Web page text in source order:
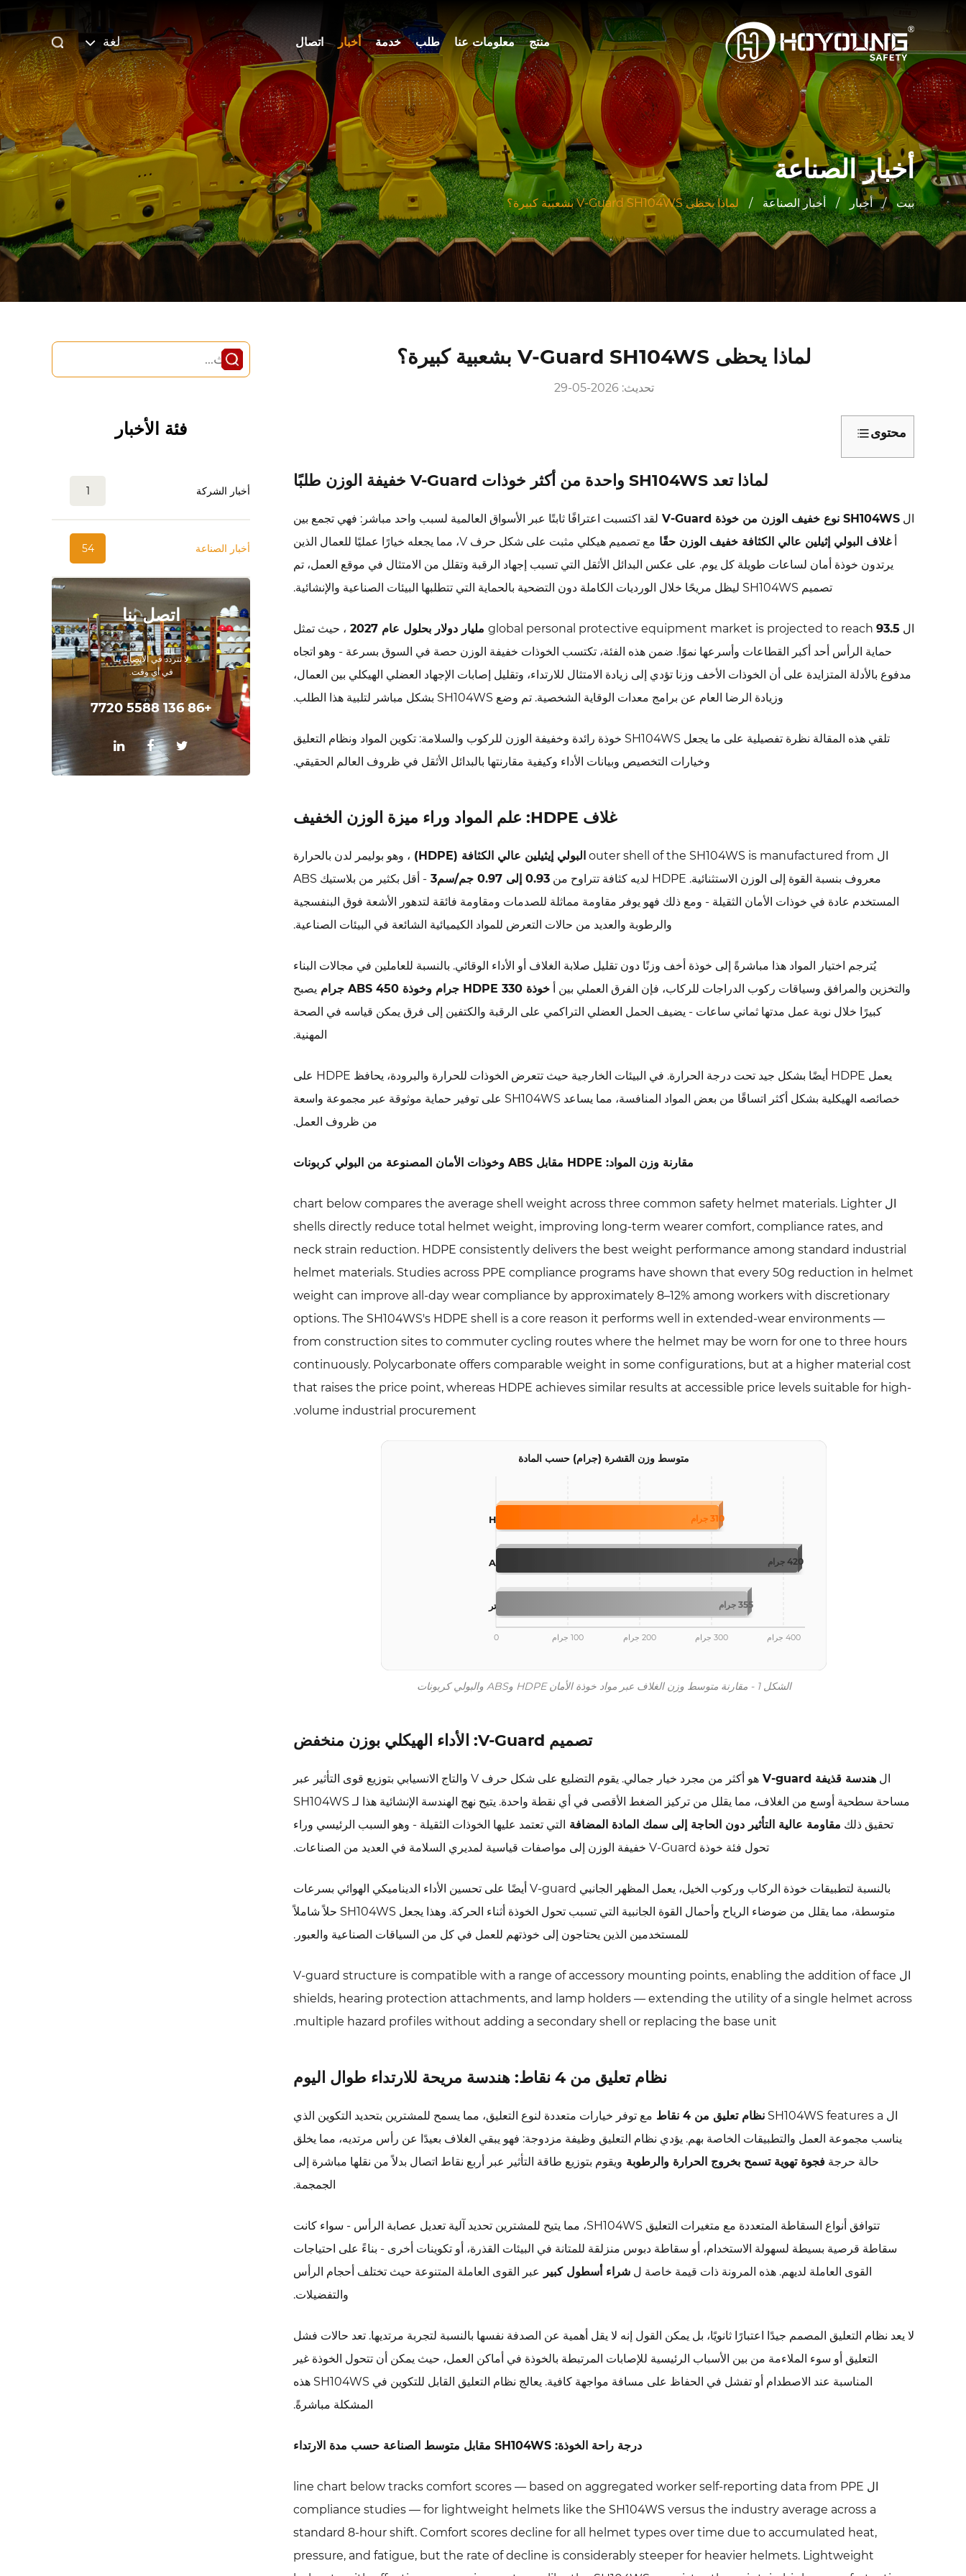
منتج معلومات عنا طلب خدمة أخبار اتصال لغة
أخبار الصناعة
بيت / أخبار / أخبار الصناعة / لماذا يحظى V-Guard SH104WS بشعبية كبيرة؟
لماذا يحظى V-Guard SH104WS بشعبية كبيرة؟
تحديث: 2026-05-29
محتوى
1
SH104WS
واحدة
أكثر
Guard
خفيفة
الوزن
غلاف
الوزن
الخفيف
تصميم
الهيكلي
منخفض
تعليق
من
للارتداء
اليوم
5
SH104WS
مقابل
الخوذات
مقارنة
متعددة
شهادة
CE
وISO
هذه
المعايير
حول
شركة
10
المتداولة
Guard
لماذا تعد SH104WS واحدة من أكثر خوذات V-Guard خفيفة الوزن طلبًا
ال SH104WS نوع خفيف الوزن من خوذة V-Guard
لقد اكتسبت اعترافًا ثابتًا عبر الأسواق العالمية لسبب واحد مباشر: فهي تجمع بين
أغلاف البولي إثيلين عالي الكثافة خفيف الوزن حقًا
مع تصميم هيكلي مثبت على شكل حرف V، مما يجعله خيارًا عمليًا للعمال الذين
يرتدون خوذة أمان لساعات طويلة كل يوم. على عكس البدائل الأثقل التي تسبب إجهاد الرقبة وتقلل من الامتثال في موقع العمل، تم
تصميم SH104WS ليظل مريحًا خلال الورديات الكاملة دون التضحية بالحماية التي تتطلبها البيئات الصناعية والإنشائية.
ال global personal protective equipment market is projected to reach 93.5 مليار دولار بحلول عام 2027
، حيث تمثل
حماية الرأس أحد أكبر القطاعات وأسرعها نموًا. ضمن هذه الفئة، تكتسب الخوذات خفيفة الوزن حصة في السوق بسرعة - وهو اتجاه
مدفوع بالأدلة المتزايدة على أن الخوذات الأخف وزنا تؤدي إلى زيادة الامتثال للارتداء، وتقليل إصابات الإجهاد العضلي الهيكلي بين العمال،
وزيادة الرضا العام عن برامج معدات الوقاية الشخصية. تم وضع SH104WS بشكل مباشر لتلبية هذا الطلب.
تلقي هذه المقالة نظرة تفصيلية على ما يجعل SH104WS خوذة رائدة وخفيفة الوزن للركوب والسلامة: تكوين المواد ونظام التعليق
وخيارات التخصيص وبيانات الأداء وكيفية مقارنتها بالبدائل الأثقل في ظروف العالم الحقيقي.
غلاف HDPE: علم المواد وراء ميزة الوزن الخفيف
ال outer shell of the SH104WS is manufactured from البولي إيثيلين عالي الكثافة (HDPE)
، وهو بوليمر لدن بالحرارة
معروف بنسبة القوة إلى الوزن الاستثنائية. HDPE لديه كثافة تتراوح من
0.93 إلى 0.97 جم/سم3
- أقل بكثير من بلاستيك ABS
المستخدم عادة في خوذات الأمان الثقيلة - ومع ذلك فهو يوفر مقاومة مماثلة للصدمات ومقاومة فائقة لتدهور الأشعة فوق البنفسجية
والرطوبة والعديد من حالات التعرض للمواد الكيميائية الشائعة في البيئات الصناعية.
يُترجم اختيار المواد هذا مباشرةً إلى خوذة أخف وزنًا دون تقليل صلابة الغلاف أو الأداء الوقائي. بالنسبة للعاملين في مجالات البناء
والتخزين والمرافق وسياقات ركوب الدراجات للركاب، فإن الفرق العملي بين أ خوذة HDPE 330 جرام وخوذة ABS 450 جرام
يصبح
كبيرًا خلال نوبة عمل مدتها ثماني ساعات - يضيف الحمل العضلي التراكمي على الرقبة والكتفين إلى فرق يمكن قياسه في الصحة
المهنية.
يعمل HDPE أيضًا بشكل جيد تحت درجة الحرارة. في البيئات الخارجية حيث تتعرض الخوذات للحرارة والبرودة، يحافظ HDPE على
خصائصه الهيكلية بشكل أكثر اتساقًا من بعض المواد المنافسة، مما يساعد SH104WS على توفير حماية موثوقة عبر مجموعة واسعة
من ظروف العمل.
مقارنة وزن المواد: HDPE مقابل ABS وخوذات الأمان المصنوعة من البولي كربونات
ال chart below compares the average shell weight across three common safety helmet materials. Lighter
shells directly reduce total helmet weight, improving long-term wearer comfort, compliance rates, and
neck strain reduction. HDPE consistently delivers the best weight performance among standard industrial
helmet materials. Studies across PPE compliance programs have shown that every 50g reduction in helmet
weight can improve all-day wear compliance by approximately 8–12% among workers with discretionary
options. The SH104WS's HDPE shell is a core reason it performs well in extended-wear environments —
from construction sites to commuter cycling routes where the helmet may be worn for one to three hours
continuously. Polycarbonate offers comparable weight in some configurations, but at a higher material cost
that raises the price point, whereas HDPE achieves similar results at accessible price levels suitable for high-
volume industrial procurement.
متوسط وزن القشرة (جرام) حسب المادة
0 100 جرام 200 جرام 300 جرام 400 جرام
HDPE 310 جرام
ABS 420 جرام
جهاز كمبيوتر 355 جرام
الشكل 1 - مقارنة متوسط وزن الغلاف عبر مواد خوذة الأمان HDPE وABS والبولي كربونات
تصميم V-Guard: الأداء الهيكلي بوزن منخفض
ال هندسة قذيفة V-guard
هو أكثر من مجرد خيار جمالي. يقوم التضليع على شكل حرف V والتاج الانسيابي بتوزيع قوى التأثير عبر
مساحة سطحية أوسع من الغلاف، مما يقلل من تركيز الضغط الأقصى في أي نقطة واحدة. يتيح نهج الهندسة الإنشائية هذا لـ SH104WS
تحقيق ذلك مقاومة عالية التأثير دون الحاجة إلى سمك المادة المضافة التي تعتمد عليها الخوذات الثقيلة - وهو السبب الرئيسي وراء
تحول فئة خوذة V-Guard خفيفة الوزن إلى مواصفات قياسية لمديري السلامة في العديد من الصناعات.
بالنسبة لتطبيقات خوذة الركاب وركوب الخيل، يعمل المظهر الجانبي V-guard أيضًا على تحسين الأداء الديناميكي الهوائي بسرعات
متوسطة، مما يقلل من ضوضاء الرياح وأحمال القوة الجانبية التي تسبب تحول الخوذة أثناء الحركة. وهذا يجعل SH104WS حلاً شاملاً
للمستخدمين الذين يحتاجون إلى خوذتهم للعمل في كل من السياقات الصناعية والعبور.
ال V-guard structure is compatible with a range of accessory mounting points, enabling the addition of face
shields, hearing protection attachments, and lamp holders — extending the utility of a single helmet across
multiple hazard profiles without adding a secondary shell or replacing the base unit.
نظام تعليق من 4 نقاط: هندسة مريحة للارتداء طوال اليوم
ال SH104WS features a نظام تعليق من 4 نقاط
مع توفر خيارات متعددة لنوع التعليق، مما يسمح للمشترين بتحديد التكوين الذي
يناسب مجموعة العمل والتطبيقات الخاصة بهم. يؤدي نظام التعليق وظيفة مزدوجة: فهو يبقي الغلاف بعيدًا عن رأس مرتديه، مما يخلق
حالة حرجة فجوة تهوية تسمح بخروج الحرارة والرطوبة ويقوم بتوزيع طاقة التأثير عبر أربع نقاط اتصال بدلاً من نقلها مباشرة إلى
الجمجمة.
تتوافق أنواع السقاطة المتعددة مع متغيرات التعليق SH104WS، مما يتيح للمشترين تحديد آلية تعديل عصابة الرأس - سواء كانت
سقاطة قرصية بسيطة لسهولة الاستخدام، أو سقاطة دبوس منزلقة للمتانة في البيئات القذرة، أو تكوينات أخرى - بناءً على احتياجات
القوى العاملة لديهم. هذه المرونة ذات قيمة خاصة ل شراء أسطول كبير عبر القوى العاملة المتنوعة حيث تختلف أحجام الرأس
والتفضيلات.
لا يعد نظام التعليق المصمم جيدًا اعتبارًا ثانويًا، بل يمكن القول إنه لا يقل أهمية عن الصدفة نفسها بالنسبة لتجربة مرتديها. تعد حالات فشل
التعليق أو سوء الملاءمة من بين الأسباب الرئيسية للإصابات المرتبطة بالخوذة في أماكن العمل، حيث يمكن أن تتحول الخوذة غير
المناسبة عند الاصطدام أو تفشل في الحفاظ على مسافة مواجهة كافية. يعالج نظام التعليق القابل للتكوين في SH104WS هذه
المشكلة مباشرةً.
درجة راحة الخوذة: SH104WS مقابل متوسط الصناعة حسب مدة الارتداء
ال line chart below tracks comfort scores — based on aggregated worker self-reporting data from PPE
compliance studies — for lightweight helmets like the SH104WS versus the industry average across a
standard 8-hour shift. Comfort scores decline for all helmet types over time due to accumulated heat,
pressure, and fatigue, but the rate of decline is considerably steeper for heavier helmets. Lightweight
فئة الأخبار
أخبار الشركة 1
أخبار الصناعة 54
اتصل بنا
لا تتردد في الاتصال بنا
في أي وقت.
+86 136 5588 7720